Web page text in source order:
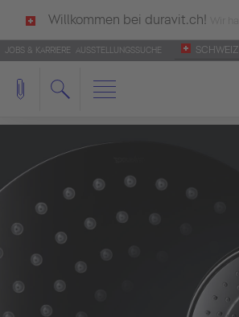
Willkommen bei duravit.ch!
deutsch als Ihre Sprache erkannt.
Français Italiano
JOBS & KARRIERE AUSSTELLUNGSSUCHE SCHWEIZ